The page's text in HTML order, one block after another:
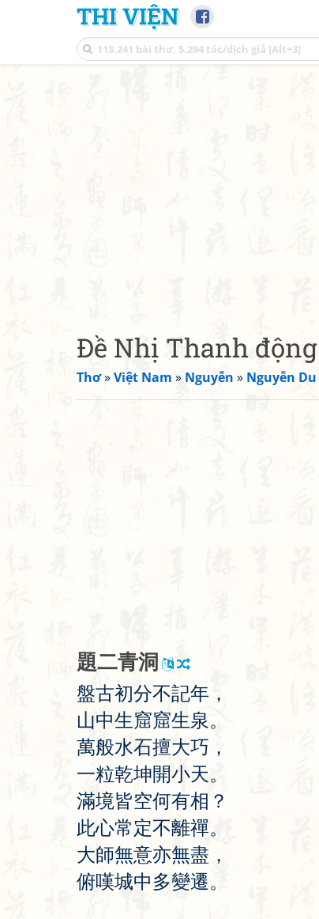
THI VIỆN
Đề Nhị Thanh động
Thơ»Việt Nam » Nguyễn » Nguyễn Du
題二青洞
盤古初分不記年 ，
山中生窟窟生泉。
萬般水石擅大巧 ，
一粒乾坤開小天。
滿境皆空何有相 ？
此心常定不離禪。
大師無意亦無盡 ，
俯嘆城中多變遷。